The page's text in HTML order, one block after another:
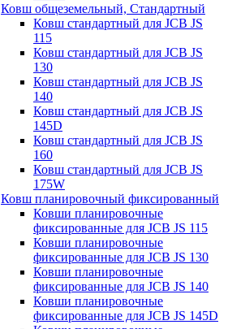
Ковш общеземельный, Стандартный
Ковш стандартный для JCB JS
115
Ковш стандартный для JCB JS
130
Ковш стандартный для JCB JS
140
Ковш стандартный для JCB JS
145D
Ковш стандартный для JCB JS
160
Ковш стандартный для JCB JS
175W
Ковш планировочный фиксированный
Ковши планировочные
фиксированные для JCB JS 115
Ковши планировочные
фиксированные для JCB JS 130
Ковши планировочные
фиксированные для JCB JS 140
Ковши планировочные
фиксированные для JCB JS 145D